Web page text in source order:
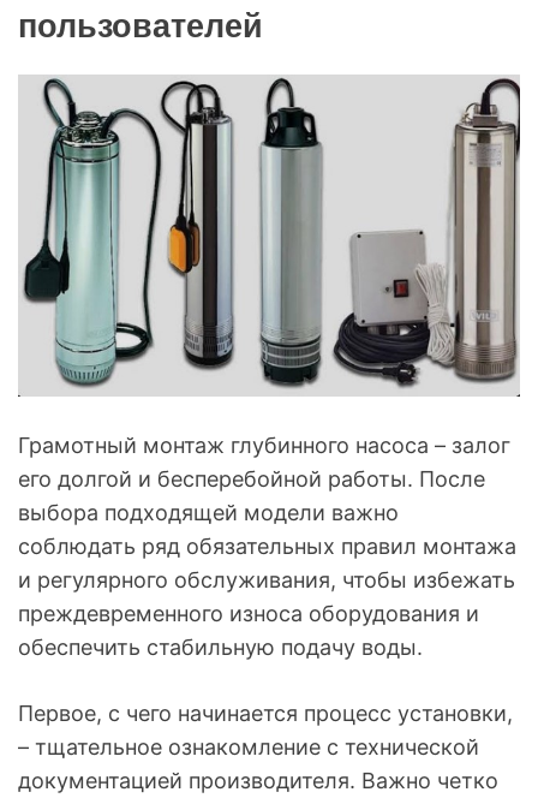
пользователей
Грамотный монтаж глубинного насоса – залог
его долгой и бесперебойной работы. После
выбора подходящей модели важно
соблюдать ряд обязательных правил монтажа
и регулярного обслуживания, чтобы избежать
преждевременного износа оборудования и
обеспечить стабильную подачу воды.
Первое, с чего начинается процесс установки,
– тщательное ознакомление с технической
документацией производителя. Важно четко